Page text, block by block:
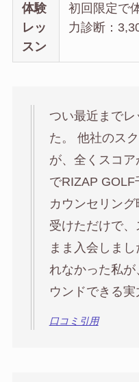
体験
レッ
スン
初回限定で
力診断：
つい最近までレ
た。 他社のス
が、全くスコ
でRIZAP GOLF
カウンセリン
受けただけで
まま入会しま
れなかった私が
ウンドできる実
口コミ引用